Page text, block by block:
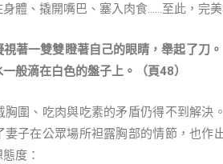
體、撬開嘴巴、塞入肉食……至此，完
視著一雙雙瞪著自己的眼睛，舉起了刀
般滴在白色的盤子上。（頁48）
、吃肉與吃素的矛盾仍得不到解決
妻子在公眾場所袒露胸部的情節，也作
度：